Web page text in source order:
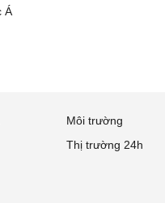
Môi trường
Thị trường 24h